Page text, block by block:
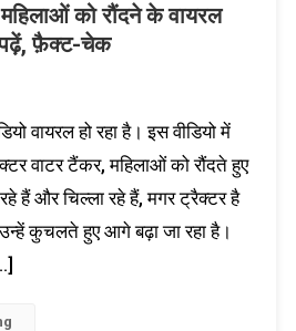
को रौंदने के वायरल
पढ़ें, फ़ैक्ट-चेक
वायरल हो रहा है। इस वीडियो में
वाटर टैंकर, महिलाओं को रौंदते हुए
हैं और चिल्ला रहे हैं, मगर ट्रैक्टर है
कुचलते हुए आगे बढ़ा जा रहा है।